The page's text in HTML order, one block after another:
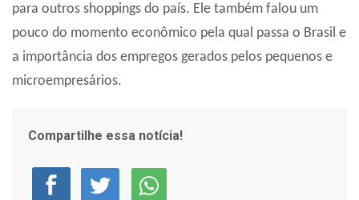
para outros shoppings do país. Ele também falou um
pouco do momento econômico pela qual passa o Brasil e
a importância dos empregos gerados pelos pequenos e
microempresários.
Compartilhe essa notícia!